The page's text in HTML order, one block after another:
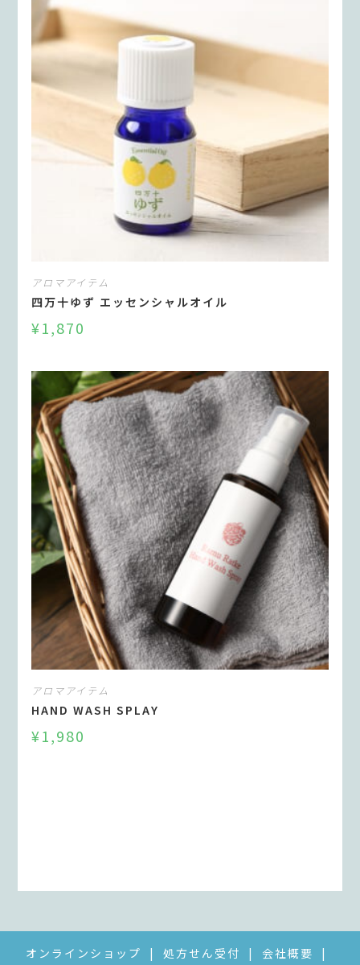
アロマアイテム
四万十ゆず エッセンシャルオイル
¥1,870
アロマアイテム
HAND WASH SPLAY
¥1,980
オンラインショップ 処方せん受付 会社概要